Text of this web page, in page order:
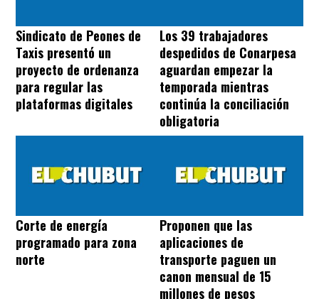
Sindicato de Peones de
Taxis presentó un
proyecto de ordenanza
para regular las
plataformas digitales
Los 39 trabajadores
despedidos de Conarpesa
aguardan empezar la
temporada mientras
continúa la conciliación
obligatoria
Corte de energía
programado para zona
norte
Proponen que las
aplicaciones de
transporte paguen un
canon mensual de 15
millones de pesos